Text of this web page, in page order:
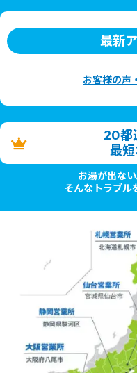
最新
お客様の声
20都
最
お湯が出な
そんなトラブル